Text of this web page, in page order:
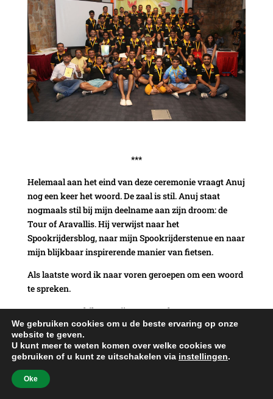
***
Helemaal aan het eind van deze ceremonie vraagt Anuj
nog een keer het woord. De zaal is stil. Anuj staat
nogmaals stil bij mijn deelname aan zijn droom: de
Tour of Aravallis. Hij verwijst naar het
Spookrijdersblog, naar mijn Spookrijderstenue en naar
mijn blijkbaar inspirerende manier van fietsen.
Als laatste word ik naar voren geroepen om een woord
te spreken.
Wat een verschil met mijn toespraak van nog maar
vier dagen geleden in Ahmedabad. Het lijkt een jaar
geleden. Toen kende ik alleen Vinod, Bhavik, Anuj en
Jiggy. Nu ken ik vrijwel iedereen.
Het is wederom doodstil. De sprekers worden allen
gerespecteerd. Ik dank de organisatie, de vrijwilligers,
We gebruiken cookies om u de beste ervaring op onze
website te geven.
U kunt meer te weten komen over welke cookies we
gebruiken of u kunt ze uitschakelen via instellingen.
Oke